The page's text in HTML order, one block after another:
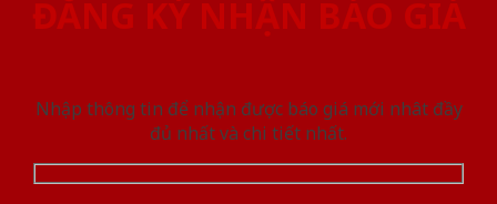
ĐĂNG KÝ NHẬN BÁO GIÁ
Nhập thông tin để nhận được báo giá mới nhât đầy
đủ nhất và chi tiết nhất.